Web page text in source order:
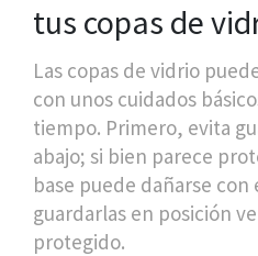
tus copas de
Las copas de vidrio
con unos cuidados
tiempo. Primero, evita
abajo; si bien parece
base puede dañarse
guardarlas en posición
protegido.